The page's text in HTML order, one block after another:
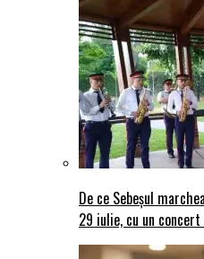
De ce Sebeșul
29 iulie, cu un